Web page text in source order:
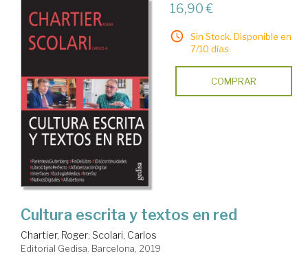
16,90 €
Sin Stock. Disponible en
7/10 días.
COMPRAR
Cultura escrita y textos en red
Chartier, Roger; Scolari, Carlos
Editorial Gedisa. Barcelona, 2019